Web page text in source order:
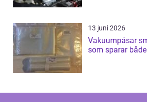
13 juni 2026
Vakuumpåsar smart förvaring
som sparar